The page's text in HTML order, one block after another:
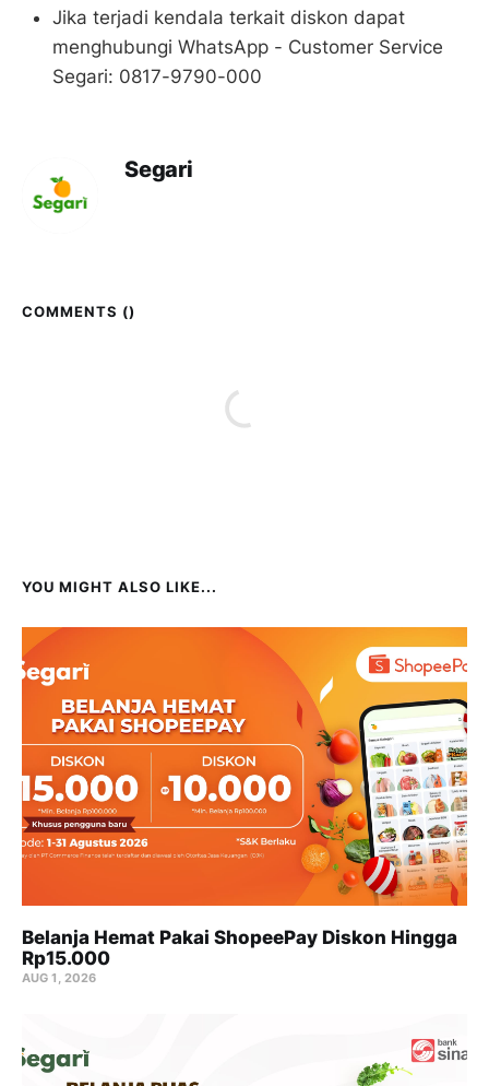
Jika terjadi kendala terkait diskon dapat
menghubungi WhatsApp - Customer Service
Segari: 0817-9790-000
Segari
COMMENTS ()
YOU MIGHT ALSO LIKE...
Belanja Hemat Pakai ShopeePay Diskon Hingga
Rp15.000
AUG 1, 2026